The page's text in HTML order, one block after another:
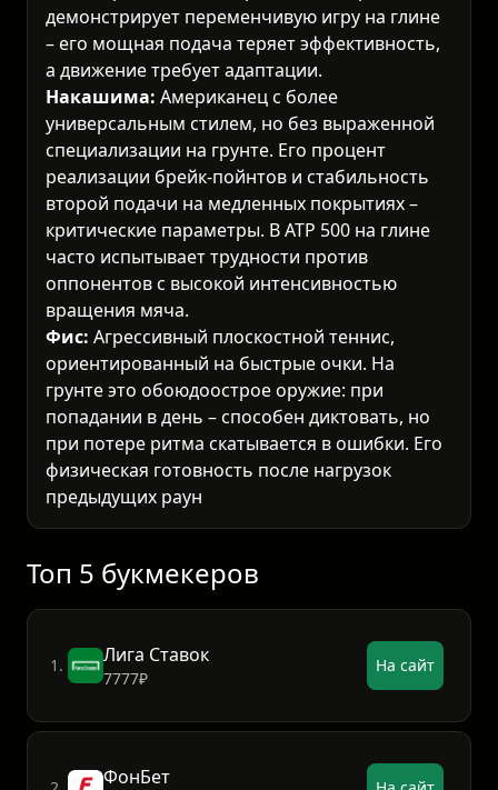
демонстрирует переменчивую игру на глине
– его мощная подача теряет эффективность,
а движение требует адаптации.
Накашима: Американец с более
универсальным стилем, но без выраженной
специализации на грунте. Его процент
реализации брейк-пойнтов и стабильность
второй подачи на медленных покрытиях –
критические параметры. В ATP 500 на глине
часто испытывает трудности против
оппонентов с высокой интенсивностью
вращения мяча.
Фис: Агрессивный плоскостной теннис,
ориентированный на быстрые очки. На
грунте это обоюдоострое оружие: при
попадании в день – способен диктовать, но
при потере ритма скатывается в ошибки. Его
физическая готовность после нагрузок
предыдущих раундов – вопрос номер один.
Статистические индикаторы
Топ 5 букмекеров
1.
7777₽
На сайт